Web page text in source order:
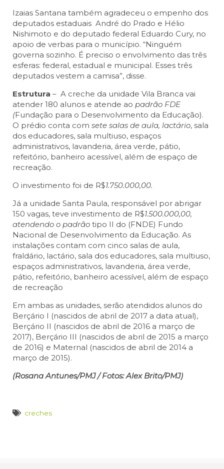
Izaias Santana também agradeceu o empenho dos
deputados estaduais André do Prado e Hélio
Nishimoto e do deputado federal Eduardo Cury, no
apoio de verbas para o município. “Ninguém
governa sozinho. É preciso o envolvimento das três
esferas: federal, estadual e municipal. Esses três
deputados vestem a camisa”, disse.
Estrutura – A creche da unidade Vila Branca vai
atender 180 alunos e atende ao padrão FDE
(Fundação para o Desenvolvimento da Educação).
O prédio conta com sete salas de aula, lactário, sala
dos educadores, sala multiuso, espaços
administrativos, lavanderia, área verde, pátio,
refeitório, banheiro acessível, além de espaço de
recreação.
O investimento foi de R$1.750.000,00.
Já a unidade Santa Paula, responsável por abrigar
150 vagas, teve investimento de R$1.500.000,00,
atendendo o padrão tipo II do (FNDE) Fundo
Nacional de Desenvolvimento da Educação. As
instalações contam com cinco salas de aula,
fraldário, lactário, sala dos educadores, sala multiuso,
espaços administrativos, lavanderia, área verde,
pátio, refeitório, banheiro acessível, além de espaço
de recreação
Em ambas as unidades, serão atendidos alunos do
Berçário I (nascidos de abril de 2017 a data atual),
Berçário II (nascidos de abril de 2016 a março de
2017), Berçário III (nascidos de abril de 2015 a março
de 2016) e Maternal (nascidos de abril de 2014 a
março de 2015).
(Rosana Antunes/PMJ / Fotos: Alex Brito/PMJ)
creches